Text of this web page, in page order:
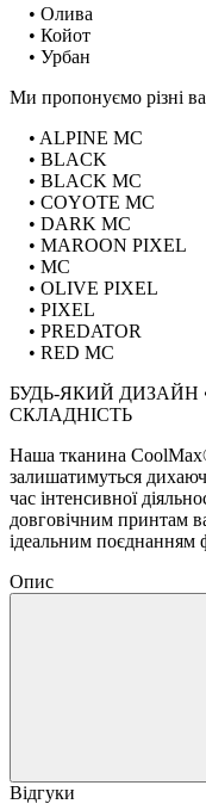
• Олива
• Койот
• Урбан
Ми пропонуємо різні
• ALPINE MC
• BLACK
• BLACK MC
• COYOTE MC
• DARK MC
• MAROON PIXEL
• MC
• OLIVE PIXEL
• PIXEL
• PREDATOR
• RED MC
БУДЬ-ЯКИЙ ДИЗАЙН
СКЛАДНІСТЬ
Наша тканина
залишатимуться
час інтенсивної
довговічним принтам
ідеальним поєднанням
Опис
Відгуки